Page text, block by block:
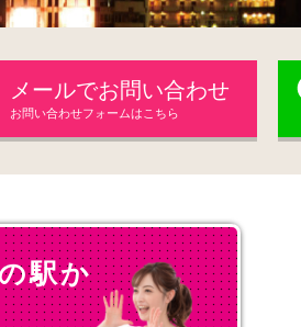
メールでお問い合わせ
お問い合わせフォームはこちら
駅か